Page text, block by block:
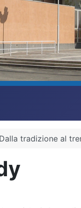
Dalla tradizione al